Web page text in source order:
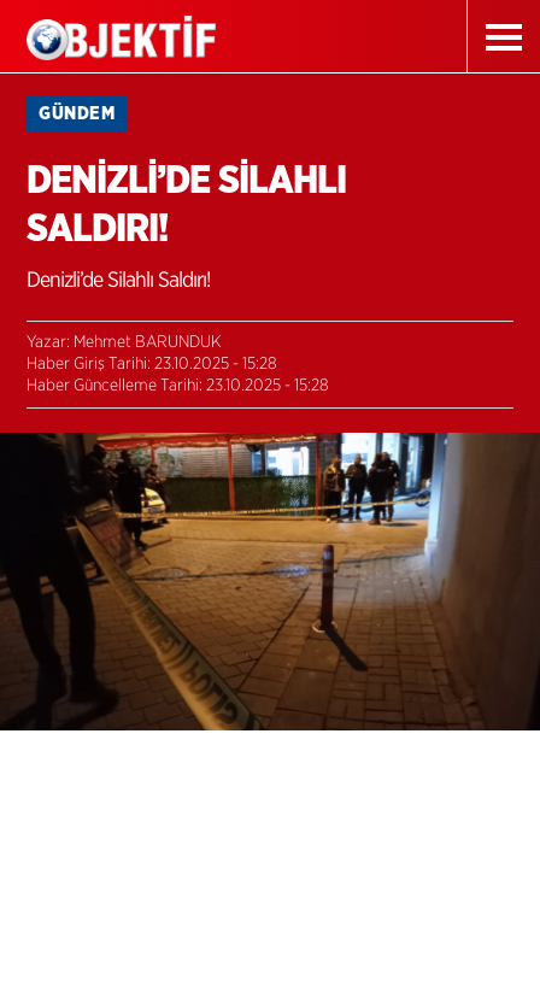
GÜNDEM
DENİZLİ’DE SİLAHLI
SALDIRI!
Denizli’de Silahlı Saldırı!
Yazar: Mehmet BARUNDUK
Haber Giriş Tarihi: 23.10.2025 - 15:28
Haber Güncelleme Tarihi: 23.10.2025 - 15:28